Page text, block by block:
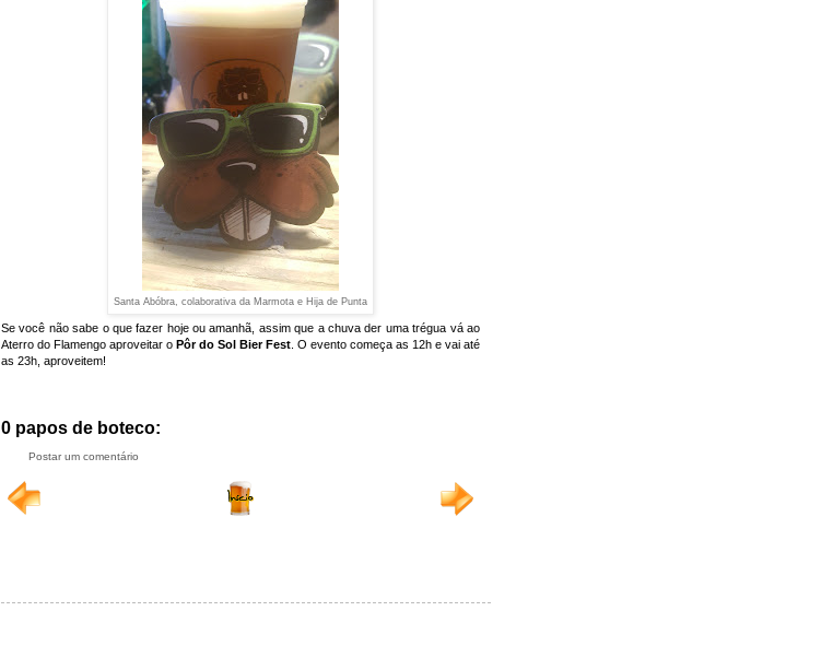
Santa Abóbra, colaborativa da Marmota e Hija de Punta
Se você não sabe o que fazer hoje ou amanhã, assim que a chuva der uma trégua vá ao
Aterro do Flamengo aproveitar o Pôr do Sol Bier Fest . O evento começa as 12h e vai até
as 23h, aproveitem!
0 papos de boteco:
Postar um comentário